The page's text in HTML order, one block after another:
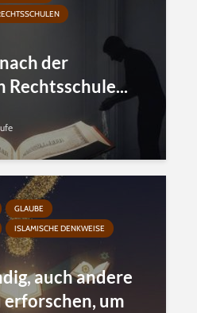
der
Rechtsschule...
GLAUBE
ISLAMISCHE DENKWEISE
auch andere
erforschen, um